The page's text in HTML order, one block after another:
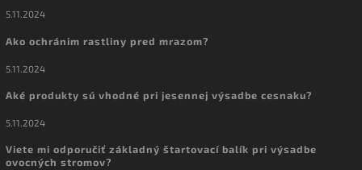
5.11.2024
Ako ochránim rastliny pred mrazom?
5.11.2024
Aké produkty sú vhodné pri jesennej výsadbe cesnaku?
5.11.2024
Viete mi odporučiť základný štartovací balík pri výsadbe
ovocných stromov?